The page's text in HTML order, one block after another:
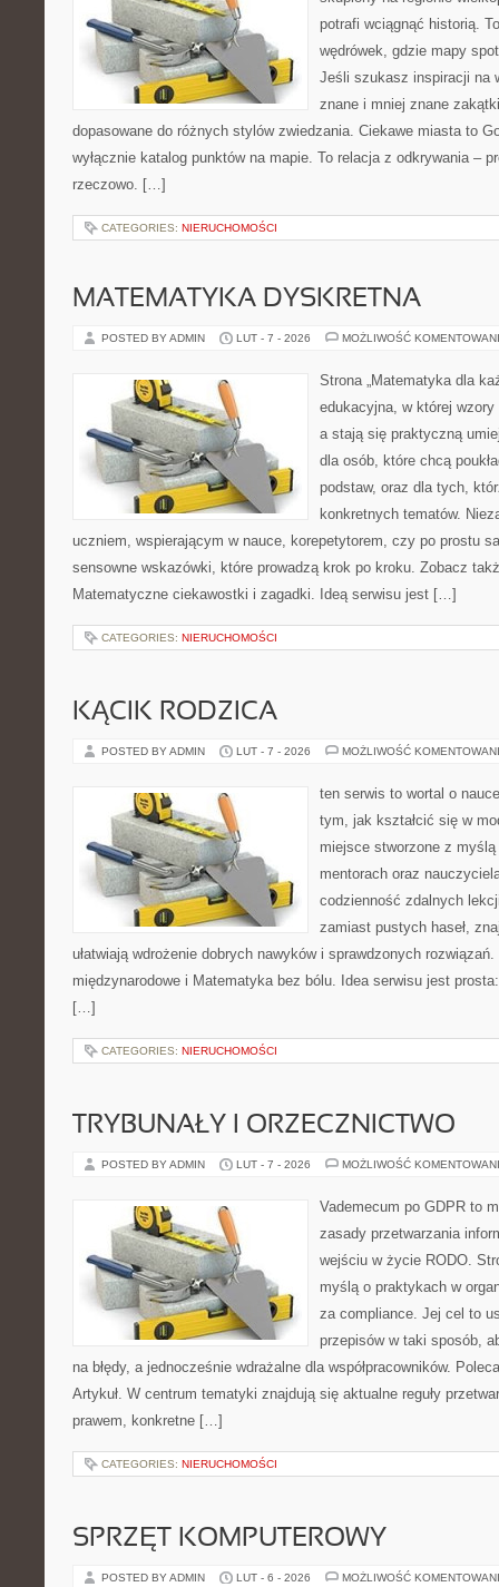
potrafi wciągnąć historią.
wędrówek, gdzie mapy
Jeśli szukasz inspiracji na
znane i mniej znane
dopasowane do różnych stylów zwiedzania. Ciekawe miasta to
wyłącznie katalog punktów na mapie. To relacja z odkrywania –
rzeczowo. […]
CATEGORIES: NIERUCHOMOŚCI
MATEMATYKA DYSKRETNA
POSTED BY ADMIN LUT - 7 - 2026 MOŻLIWOŚĆ
Strona „Matematyka dla
edukacyjna, w której
a stają się praktyczną
dla osób, które chcą
podstaw, oraz dla tych,
konkretnych tematów.
uczniem, wspierającym w nauce, korepetytorem, czy po prostu
sensowne wskazówki, które prowadzą krok po kroku. Zobacz
Matematyczne ciekawostki i zagadki. Ideą serwisu jest […]
CATEGORIES: NIERUCHOMOŚCI
KĄCIK RODZICA
POSTED BY ADMIN LUT - 7 - 2026 MOŻLIWOŚĆ
ten serwis to wortal o
tym, jak kształcić się w
miejsce stworzone z
mentorach oraz
codzienność zdalnych
zamiast pustych haseł,
ułatwiają wdrożenie dobrych nawyków i sprawdzonych
międzynarodowe i Matematyka bez bólu. Idea serwisu jest
[…]
CATEGORIES: NIERUCHOMOŚCI
TRYBUNAŁY I ORZECZNICTWO
POSTED BY ADMIN LUT - 7 - 2026 MOŻLIWOŚĆ
Vademecum po GDPR to
zasady przetwarzania
wejściu w życie RODO.
myślą o praktykach w
za compliance. Jej cel to
przepisów w taki sposób,
na błędy, a jednocześnie wdrażalne dla współpracowników.
Artykuł. W centrum tematyki znajdują się aktualne reguły
prawem, konkretne […]
CATEGORIES: NIERUCHOMOŚCI
SPRZĘT KOMPUTEROWY
POSTED BY ADMIN LUT - 6 - 2026 MOŻLIWOŚĆ